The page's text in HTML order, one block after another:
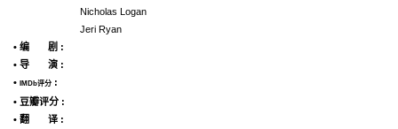
Nicholas Logan
Jeri Ryan
• 编 剧 :
• 导 演 :
•
IMDb评分 :
• 豆瓣评分 :
• 翻 译 :